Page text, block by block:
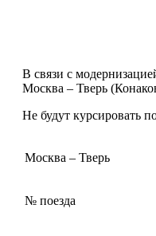
В связи с
Москва – Тверь
Не будут курсировать
Москва – Тверь
№ поезда